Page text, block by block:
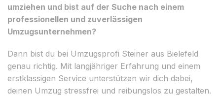
umziehen und bist auf der Suche nach einem
professionellen und zuverlässigen
Umzugsunternehmen?
Dann bist du bei Umzugsprofi Steiner aus Bielefeld
genau richtig. Mit langjähriger Erfahrung und einem
erstklassigen Service unterstützen wir dich dabei,
deinen Umzug stressfrei und reibungslos zu gestalten.